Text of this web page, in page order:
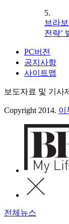
5.
브라
전략’
PC버전
공지사항
사이트맵
보도자료 및 기사
Copyright 2014. 이
전체뉴스